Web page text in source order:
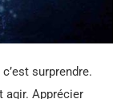
surprendre.
agir. Apprécier